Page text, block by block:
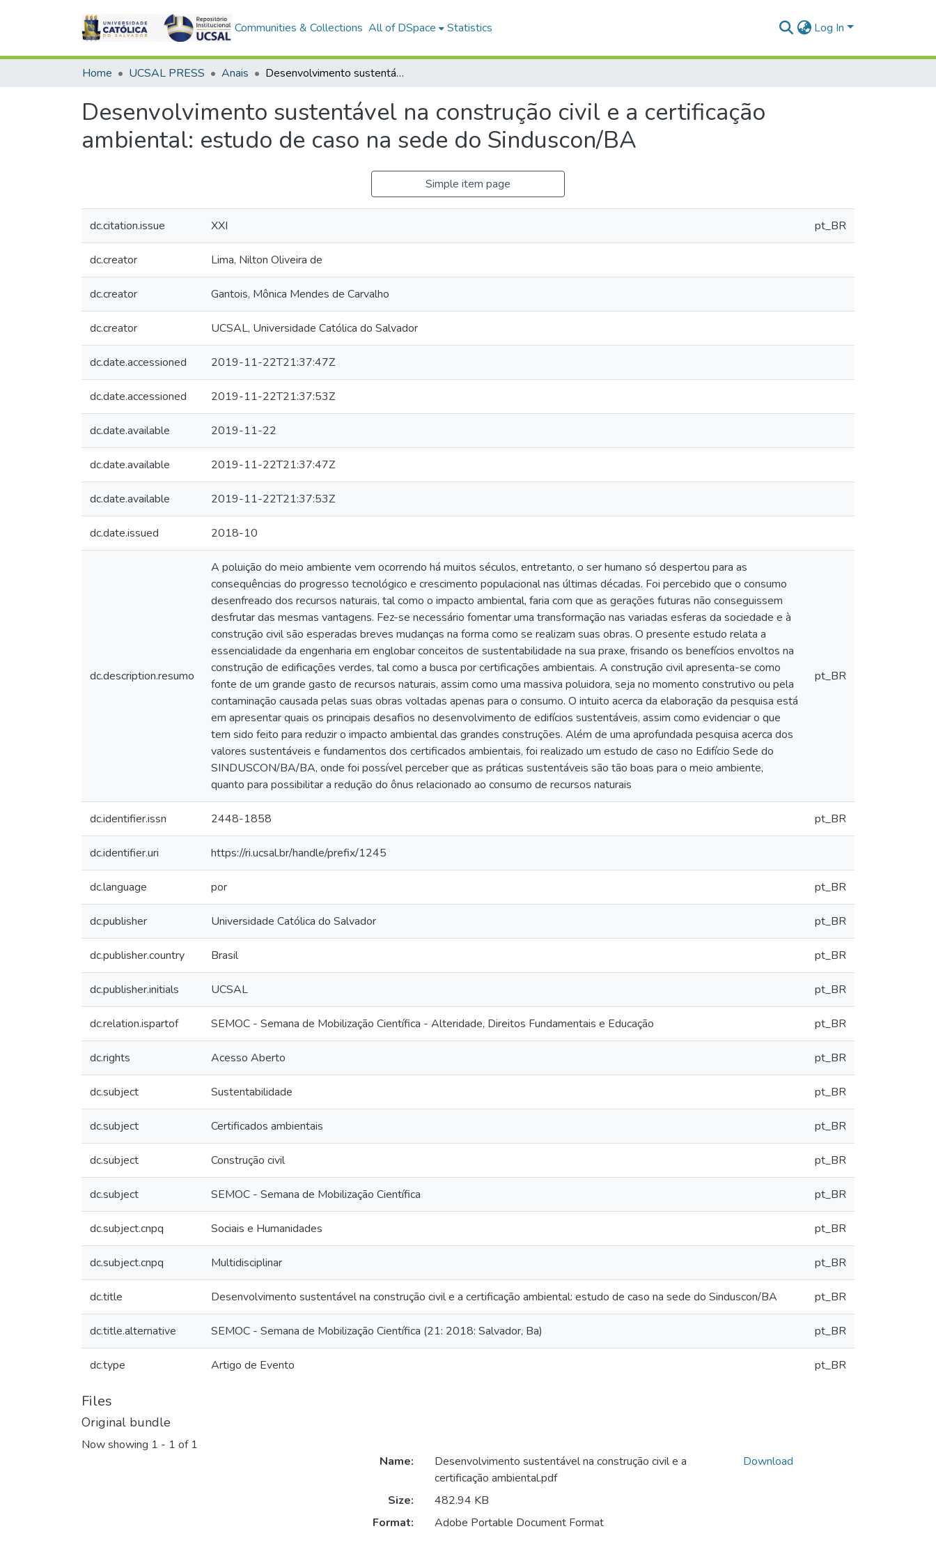
Communities & Collections All of DSpace Statistics Log In
Home UCSAL PRESS Anais Desenvolvimento sustentável na construção civil e a certificação ambiental: estudo de caso na sede do Sinduscon/BA
Desenvolvimento sustentável na construção civil e a certificação
ambiental: estudo de caso na sede do Sinduscon/BA
Simple item page
dc.citation.issue XXI pt_BR
dc.creator Lima, Nilton Oliveira de
dc.creator Gantois, Mônica Mendes de Carvalho
dc.creator UCSAL, Universidade Católica do Salvador
dc.date.accessioned 2019-11-22T21:37:47Z
dc.date.accessioned 2019-11-22T21:37:53Z
dc.date.available 2019-11-22
dc.date.available 2019-11-22T21:37:47Z
dc.date.available 2019-11-22T21:37:53Z
dc.date.issued 2018-10
dc.description.resumo
A poluição do meio ambiente vem ocorrendo há muitos séculos, entretanto, o ser humano só despertou para as
consequências do progresso tecnológico e crescimento populacional nas últimas décadas. Foi percebido que o consumo
desenfreado dos recursos naturais, tal como o impacto ambiental, faria com que as gerações futuras não conseguissem
desfrutar das mesmas vantagens. Fez-se necessário fomentar uma transformação nas variadas esferas da sociedade e à
construção civil são esperadas breves mudanças na forma como se realizam suas obras. O presente estudo relata a
essencialidade da engenharia em englobar conceitos de sustentabilidade na sua praxe, frisando os benefícios envoltos na
construção de edificações verdes, tal como a busca por certificações ambientais. A construção civil apresenta-se como
fonte de um grande gasto de recursos naturais, assim como uma massiva poluidora, seja no momento construtivo ou pela
contaminação causada pelas suas obras voltadas apenas para o consumo. O intuito acerca da elaboração da pesquisa está
em apresentar quais os principais desafios no desenvolvimento de edifícios sustentáveis, assim como evidenciar o que
tem sido feito para reduzir o impacto ambiental das grandes construções. Além de uma aprofundada pesquisa acerca dos
valores sustentáveis e fundamentos dos certificados ambientais, foi realizado um estudo de caso no Edifício Sede do
SINDUSCON/BA/BA, onde foi possível perceber que as práticas sustentáveis são tão boas para o meio ambiente,
quanto para possibilitar a redução do ônus relacionado ao consumo de recursos naturais
pt_BR
dc.identifier.issn 2448-1858 pt_BR
dc.identifier.uri https://ri.ucsal.br/handle/prefix/1245
dc.language por pt_BR
dc.publisher Universidade Católica do Salvador pt_BR
dc.publisher.country Brasil pt_BR
dc.publisher.initials UCSAL pt_BR
dc.relation.ispartof SEMOC - Semana de Mobilização Científica - Alteridade, Direitos Fundamentais e Educação pt_BR
dc.rights Acesso Aberto pt_BR
dc.subject Sustentabilidade pt_BR
dc.subject Certificados ambientais pt_BR
dc.subject Construção civil pt_BR
dc.subject SEMOC - Semana de Mobilização Científica pt_BR
dc.subject.cnpq Sociais e Humanidades pt_BR
dc.subject.cnpq Multidisciplinar pt_BR
dc.title Desenvolvimento sustentável na construção civil e a certificação ambiental: estudo de caso na sede do Sinduscon/BA pt_BR
dc.title.alternative SEMOC - Semana de Mobilização Científica (21: 2018: Salvador, Ba) pt_BR
dc.type Artigo de Evento pt_BR
Files
Original bundle
Now showing 1 - 1 of 1
Name:
Desenvolvimento sustentável na construção civil e a
certificação ambiental.pdf
Size:
482.94 KB
Format:
Adobe Portable Document Format
Download